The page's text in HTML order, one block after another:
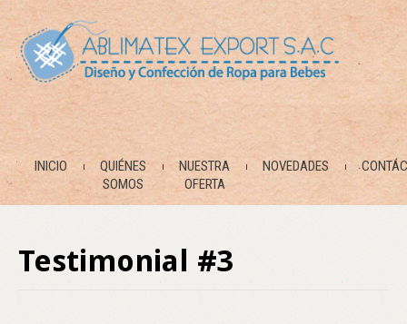
INICIO
QUIÉNES
SOMOS
NUESTRA
OFERTA
NOVEDADES
Testimonial #3